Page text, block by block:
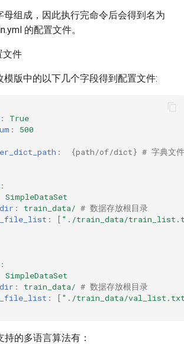
母组成，因此执行完命令后会得到名为
的配置文件。
文件
模版中的以下几个字段得到配置文件:
:
True
:
500
: {path/of/dict} # 字典文
:
SimpleDataSet
: train_data/ # 数据存放根目录
: [ "./train_data/
:
SimpleDataSet
: train_data/ # 数据存放根目录
: [ "./train_data/
持的多语言算法有：